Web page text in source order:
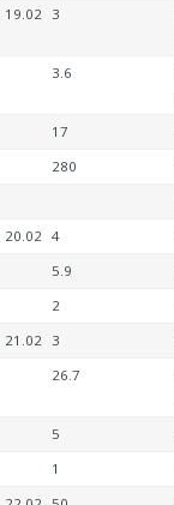
19.02
3
3.6
17
280
20.02 4
5.9
2
21.02
3
26.7
5
1